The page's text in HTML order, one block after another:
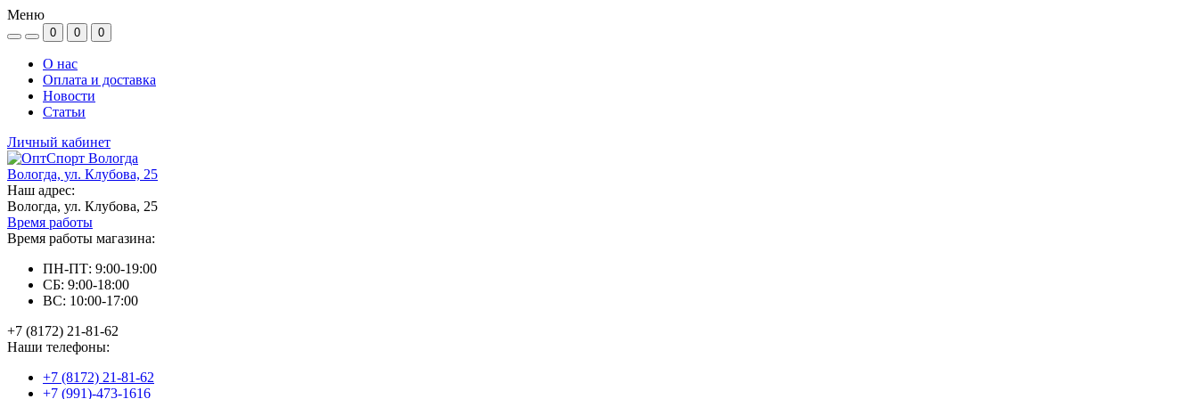
Меню
0 0 0
О нас
Оплата и доставка
Новости
Статьи
Личный кабинет
Вологда, ул. Клубова, 25
Наш адрес:
Вологда, ул. Клубова, 25
Время работы
Время работы магазина:
ПН-ПТ: 9:00-19:00
СБ: 9:00-18:00
ВС: 10:00-17:00
+7 (8172) 21-81-62
Наши телефоны:
+7 (8172) 21-81-62
+7 (991)-473-1616